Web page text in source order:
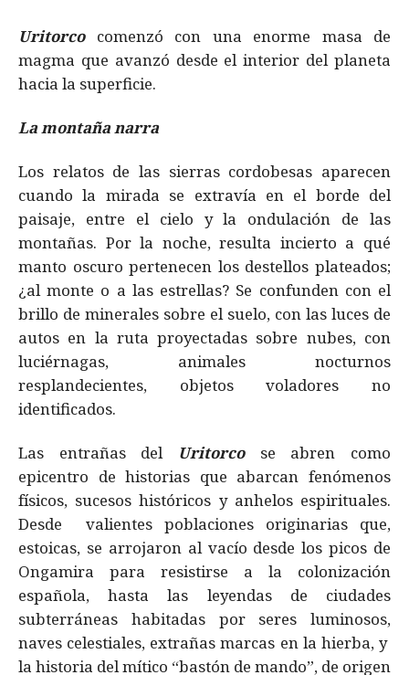
Uritorcocomenzó con una enorme masa de
magma que avanzó desde el interior del planeta
hacia la superficie.
La montaña narra
Los relatos de las sierras cordobesas aparecen
cuando la mirada se extravía en el borde del
paisaje, entre el cielo y la ondulación de las
montañas. Por la noche, resulta incierto a qué
manto oscuro pertenecen los destellos plateados;
¿al monte o a las estrellas? Se confunden con el
brillo de minerales sobre el suelo, con las luces de
autos en la ruta proyectadas sobre nubes, con
luciérnagas, animales nocturnos
resplandecientes, objetos voladores no
identificados.
Las entrañas del Uritorcose abren como
epicentro de historias que abarcan fenómenos
físicos, sucesos históricos y anhelos espirituales.
Desde valientes poblaciones originarias que,
estoicas, se arrojaron al vacío desde los picos de
Ongamira para resistirse a la colonización
española, hasta las leyendas de ciudades
subterráneas habitadas por seres luminosos,
naves celestiales, extrañas marcas en la hierba, y
la historia del mítico “bastón de mando”, de origen